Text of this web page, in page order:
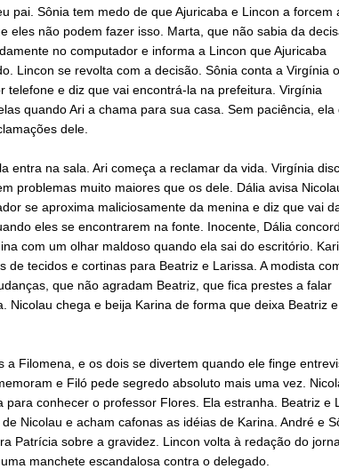
pai. Sônia tem medo de que Ajuricaba e Lincon a forcem
eles não podem fazer isso. Marta, que não sabia da
no computador e informa a Lincon que Ajuricaba
Lincon se revolta com a decisão. Sônia conta a Virgínia o
telefone e diz que vai encontrá-la na prefeitura. Virgínia
quando Ari a chama para sua casa. Sem paciência, ela
dele.
entra na sala. Ari começa a reclamar da vida. Virgínia
problemas muito maiores que os dele. Dália avisa
se aproxima maliciosamente da menina e diz que vai
eles se encontrarem na fonte. Inocente, Dália
com um olhar maldoso quando ela sai do escritório.
de tecidos e cortinas para Beatriz e Larissa. A modista
que não agradam Beatriz, que fica prestes a falar
Nicolau chega e beija Karina de forma que deixa Beatriz e
a Filomena, e os dois se divertem quando ele finge
e Filó pede segredo absoluto mais uma vez.
para conhecer o professor Flores. Ela estranha. Beatriz e
Nicolau e acham cafonas as idéias de Karina. André e
Patrícia sobre a gravidez. Lincon volta à redação do
manchete escandalosa contra o delegado.